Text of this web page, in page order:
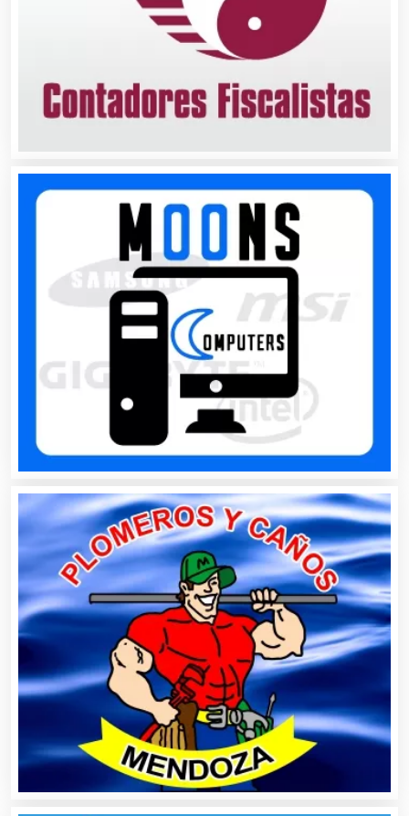
Alta Costura
Aluminio
Análisis Clínicos
Análisis de Aguas
Animadores de Eventos
Aparatos y Equipos Eléctricos
Arquitectos
Artes Gráficas
Artesanías
Artículos de Oficina
Artículos de Piel